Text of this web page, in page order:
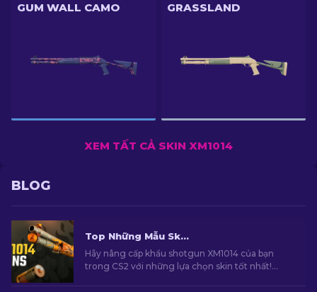
GUM WALL CAMO GRASSLAND
XEM TẤT CẢ SKIN XM1014
BLOG
Top Những Mẫu Skin Shotgun XM1014 Tốt Nhất Trong CS2 [2026]
Hãy nâng cấp khẩu shotgun XM1014 của bạn
trong CS2 với những lựa chọn skin tốt nhất!